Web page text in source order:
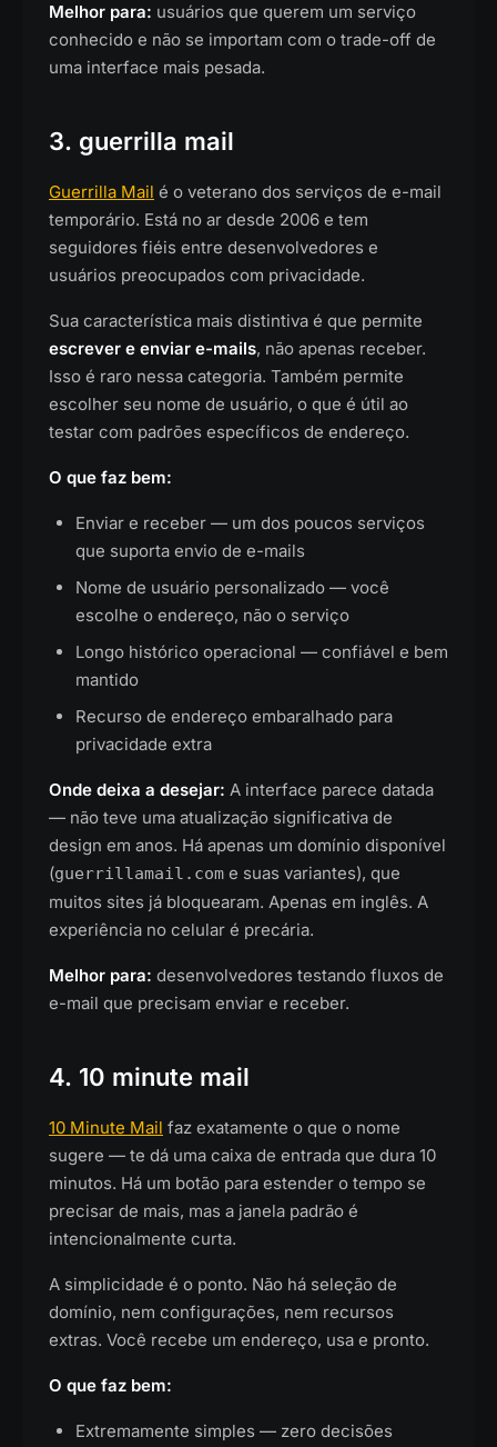
Melhor para: usuários que querem um serviço
conhecido e não se importam com o trade-off de
uma interface mais pesada.
3. guerrilla mail
Guerrilla Mail é o veterano dos serviços de e-mail
temporário. Está no ar desde 2006 e tem
seguidores fiéis entre desenvolvedores e
usuários preocupados com privacidade.
Sua característica mais distintiva é que permite
escrever e enviar e-mails, não apenas receber.
Isso é raro nessa categoria. Também permite
escolher seu nome de usuário, o que é útil ao
testar com padrões específicos de endereço.
O que faz bem:
Enviar e receber — um dos poucos serviços
que suporta envio de e-mails
Nome de usuário personalizado — você
escolhe o endereço, não o serviço
Longo histórico operacional — confiável e bem
mantido
Recurso de endereço embaralhado para
privacidade extra
Onde deixa a desejar: A interface parece datada
— não teve uma atualização significativa de
design em anos. Há apenas um domínio disponível
(guerrillamail.com e suas variantes), que
muitos sites já bloquearam. Apenas em inglês. A
experiência no celular é precária.
Melhor para: desenvolvedores testando fluxos de
e-mail que precisam enviar e receber.
4. 10 minute mail
10 Minute Mail faz exatamente o que o nome
sugere — te dá uma caixa de entrada que dura 10
minutos. Há um botão para estender o tempo se
precisar de mais, mas a janela padrão é
intencionalmente curta.
A simplicidade é o ponto. Não há seleção de
domínio, nem configurações, nem recursos
extras. Você recebe um endereço, usa e pronto.
O que faz bem:
Extremamente simples — zero decisões